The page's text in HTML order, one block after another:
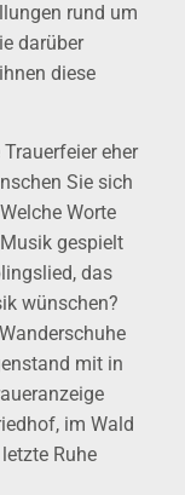
rund um
darüber
diese
eher
Sie sich
Worte
gespielt
das
wünschen?
mit in
im Wald
Ruhe